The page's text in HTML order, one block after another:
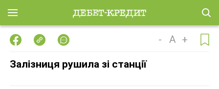
- A +
Залізниця рушила зі станції